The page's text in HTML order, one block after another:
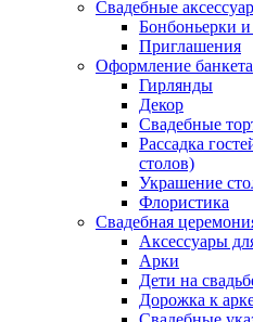
Свадебные
Бонбоньерки
Приглашения
Оформление банкета
Гирлянды
Декор
Свадебные
Рассадка
столов)
Украшение
Флористика
Свадебная
Аксессуары
Арки
Дети на
Дорожка к